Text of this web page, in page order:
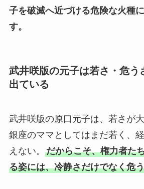
子を破滅へ近づける危険な火種
す。
武井咲版の元子は若さ・危う
出ている
武井咲版の原口元子は、若さが
銀座のママとしてはまだ若く、
えない。 だからこそ、権力者た
る姿には、冷静さだけでなく危